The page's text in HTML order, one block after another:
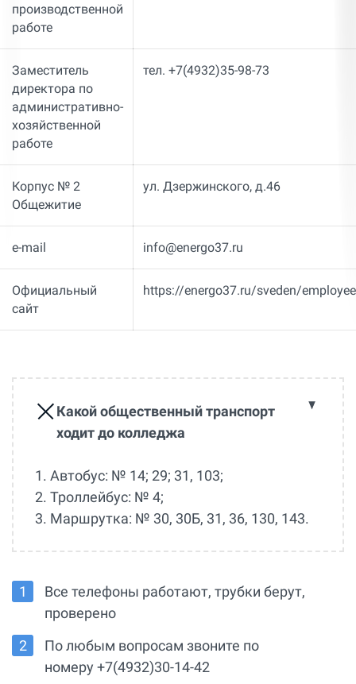
производственной
работе
Заместитель
директора по
административно-
хозяйственной
работе
тел. +7(4932)35-98-73
Корпус № 2
Общежитие
ул. Дзержинского, д.46
e-mail info@energo37.ru
Официальный
сайт
https://energo37.ru/sveden/
Какой общественный транспорт
ходит до колледжа
1. Автобус: № 14; 29; 31, 103;
2. Троллейбус: № 4;
3. Маршрутка: № 30, 30Б, 31, 36, 130, 143.
Все телефоны работают, трубки берут,
проверено
По любым вопросам звоните по
номеру +7(4932)30-14-42